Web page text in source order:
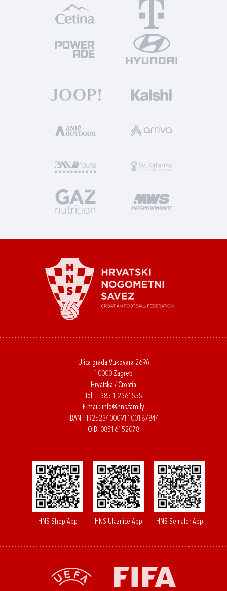
Ulica grada Vukovara 269A
10000 Zagreb
Hrvatska / Croatia
Tel: +385 1 2361555
E-mail: info@hns.family
IBAN: HR2523400091100187844
OIB: 08516152078
HNS Shop App HNS Ulaznice App HNS Semafor App